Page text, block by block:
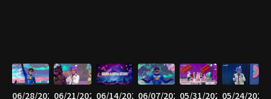
06/28/202606/21/202606/14/202606/07/202605/31/202605/24/2026